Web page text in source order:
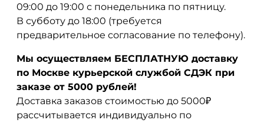
09:00 до 19:00 с понедельника по пятницу.
В субботу до 18:00 (требуется
предварительное согласование по телефону).
Мы осуществляем БЕСПЛАТНУЮ доставку
по Москве курьерской службой СДЭК при
заказе от 5000 рублей!
Доставка заказов стоимостью до 5000₽
рассчитывается индивидуально по